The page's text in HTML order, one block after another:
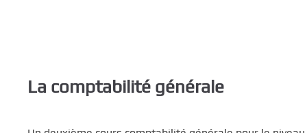
La comptabilité générale